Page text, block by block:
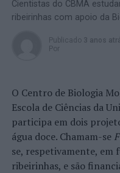
Cientistas do CBMA
ribeirinhas com apoio da
Publicado 3 anos
Por
O Centro de Biologia
Escola de Ciências da
participa em dois
água doce. Chamam-se
se, respetivamente, em
ribeirinhas, e são